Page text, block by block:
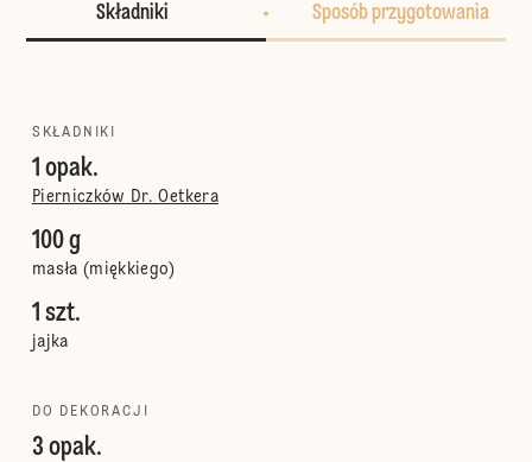
Składniki Sposób przygotowania
SKŁADNIKI
1 opak.
Pierniczków Dr. Oetkera
100 g
masła (miękkiego)
1 szt.
jajka
DO DEKORACJI
3 opak.